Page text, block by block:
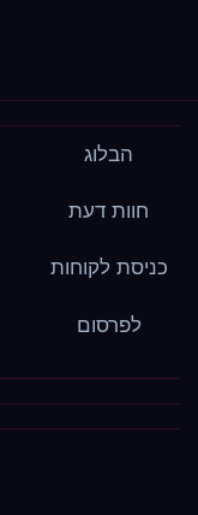
הבלוג
חוות דעת
כניסת לקוחות
לפרסום